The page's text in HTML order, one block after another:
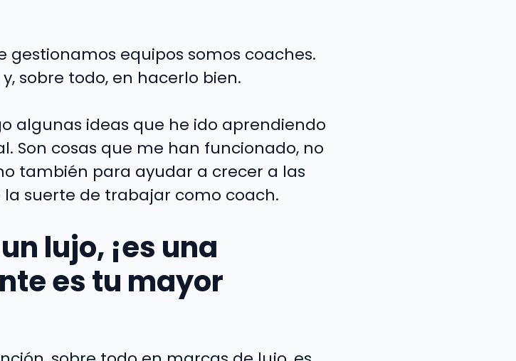
gestionamos equipos somos coaches.
sobre todo, en hacerlo bien.
algunas ideas que he ido aprendiendo
Son cosas que me han funcionado, no
también para ayudar a crecer a las
suerte de trabajar como coach.
lujo, ¡es una
es tu mayor